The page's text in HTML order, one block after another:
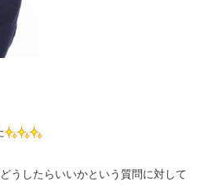
うしたらいいかという質問に対して